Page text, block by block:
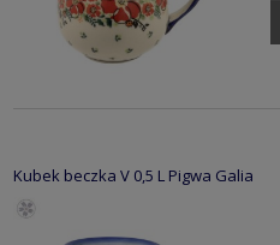
Kubek beczka V 0,5 L Pigwa Galia